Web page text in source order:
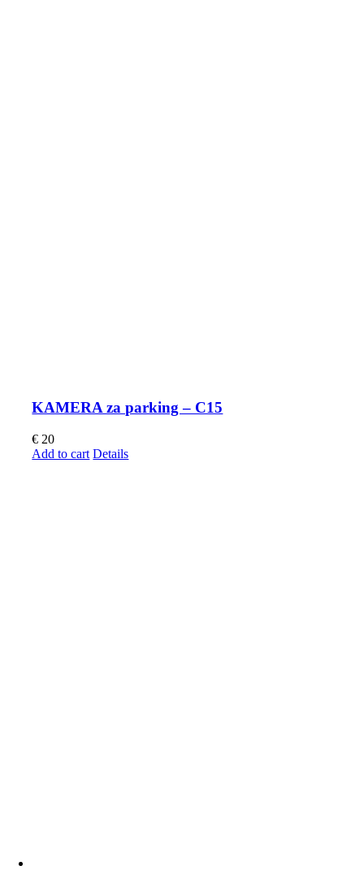
KAMERA za parking – C15
€ 20
Add to cart Details